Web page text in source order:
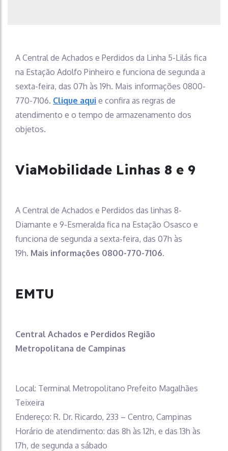
A Central de Achados e Perdidos da Linha 5-Lilás fica
na Estação Adolfo Pinheiro e funciona de segunda a
sexta-feira, das 07h às 19h. Mais informações 0800-
770-7106. Clique aqui e confira as regras de
atendimento e o tempo de armazenamento dos
objetos.
ViaMobilidade Linhas 8 e 9
A Central de Achados e Perdidos das linhas 8-
Diamante e 9-Esmeralda fica na Estação Osasco e
funciona de segunda a sexta-feira, das 07h às
19h. Mais informações 0800-770-7106.
EMTU
Central Achados e Perdidos Região
Metropolitana de Campinas
Local: Terminal Metropolitano Prefeito Magalhães
Teixeira
Endereço: R. Dr. Ricardo, 233 – Centro, Campinas
Horário de atendimento: das 8h às 12h, e das 13h às
17h, de segunda a sábado